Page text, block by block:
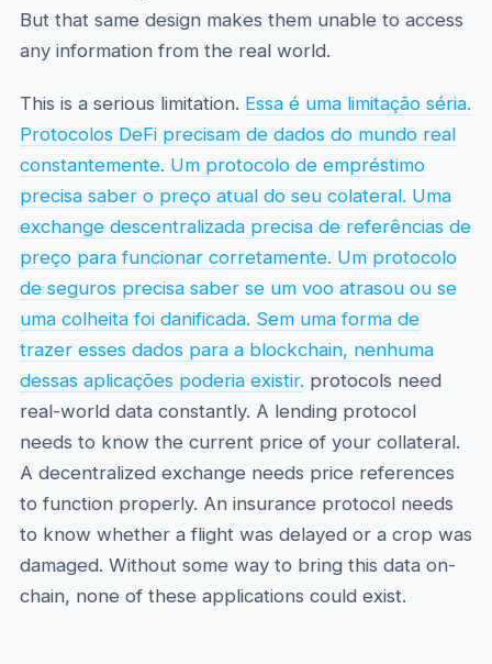
But that same design makes them unable to access
any information from the real world.
This is a serious limitation. Essa é uma limitação séria.
Protocolos DeFi precisam de dados do mundo real
constantemente. Um protocolo de empréstimo
precisa saber o preço atual do seu colateral. Uma
exchange descentralizada precisa de referências de
preço para funcionar corretamente. Um protocolo
de seguros precisa saber se um voo atrasou ou se
uma colheita foi danificada. Sem uma forma de
trazer esses dados para a blockchain, nenhuma
dessas aplicações poderia existir. protocols need
real-world data constantly. A lending protocol
needs to know the current price of your collateral.
A decentralized exchange needs price references
to function properly. An insurance protocol needs
to know whether a flight was delayed or a crop was
damaged. Without some way to bring this data on-
chain, none of these applications could exist.